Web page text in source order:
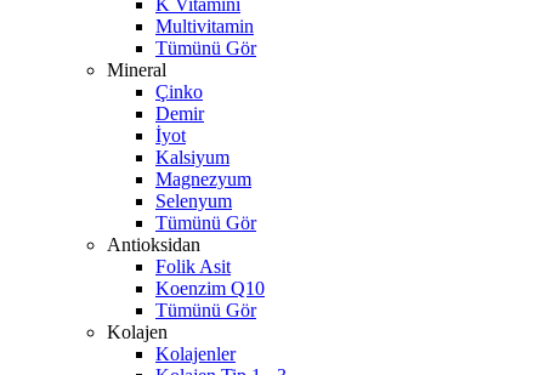
K Vitamini
Multivitamin
Tümünü Gör
Mineral
Çinko
Demir
İyot
Kalsiyum
Magnezyum
Selenyum
Tümünü Gör
Antioksidan
Folik Asit
Koenzim Q10
Tümünü Gör
Kolajen
Kolajenler